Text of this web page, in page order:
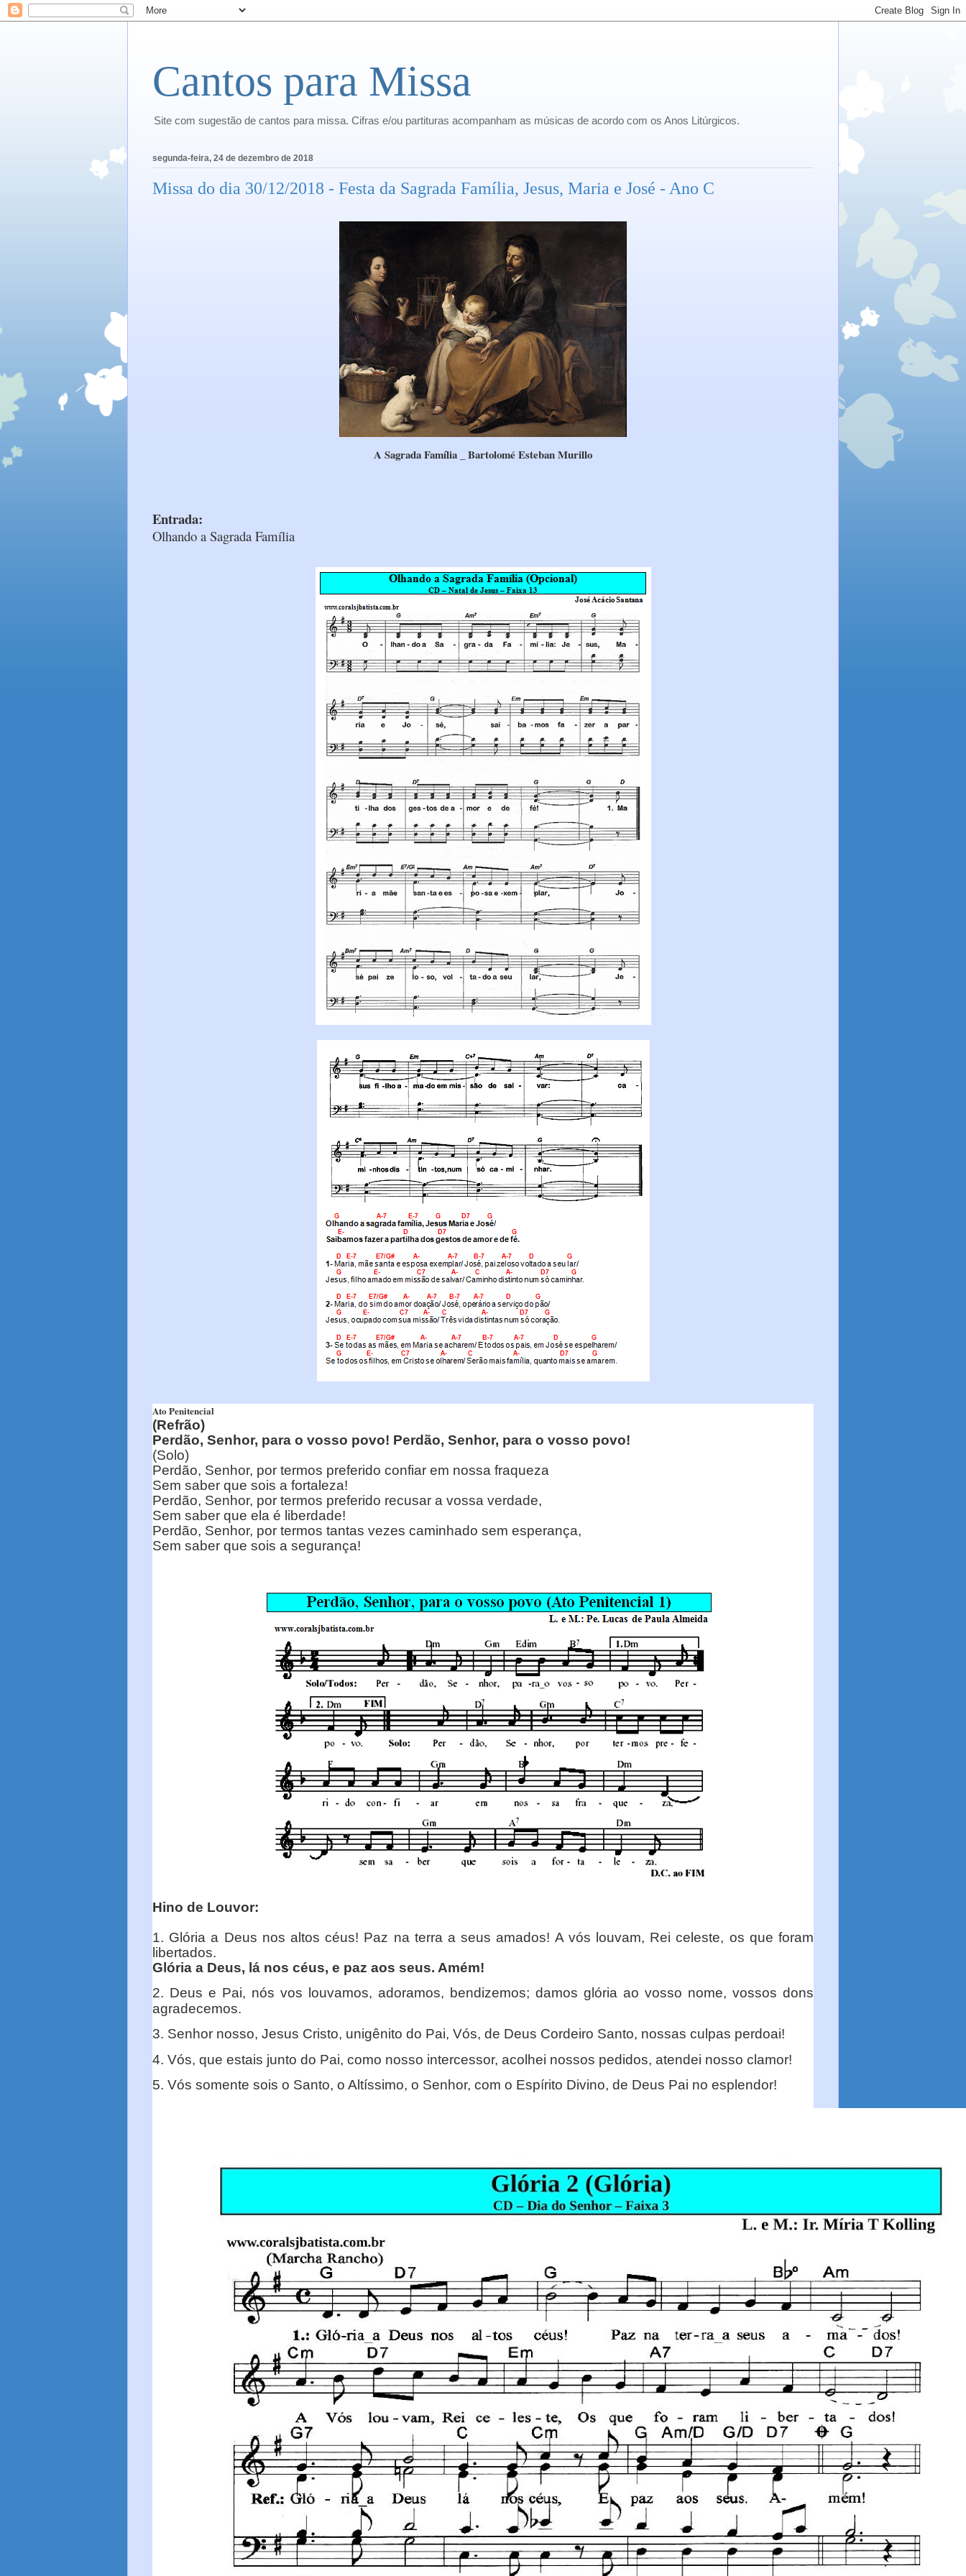
Cantos para Missa
Site com sugestão de cantos para missa. Cifras e/ou partituras acompanham as músicas de acordo com os Anos Litúrgicos.
segunda-feira, 24 de dezembro de 2018
Missa do dia 30/12/2018 - Festa da Sagrada Família, Jesus, Maria e José - Ano C
A Sagrada Família _ Bartolomé Esteban Murillo
Entrada:
Olhando a Sagrada Família
Ato Penitencial
(Refrão)
Perdão, Senhor, para o vosso povo! Perdão, Senhor, para o vosso povo!
(Solo)
Perdão, Senhor, por termos preferido confiar em nossa fraqueza
Sem saber que sois a fortaleza!
Perdão, Senhor, por termos preferido recusar a vossa verdade,
Sem saber que ela é liberdade!
Perdão, Senhor, por termos tantas vezes caminhado sem esperança,
Sem saber que sois a segurança!
Hino de Louvor:
1. Glória a Deus nos altos céus! Paz na terra a seus amados! A vós louvam, Rei celeste, os que foram
libertados.
Glória a Deus, lá nos céus, e paz aos seus. Amém!
2. Deus e Pai, nós vos louvamos, adoramos, bendizemos; damos glória ao vosso nome, vossos dons
agradecemos.
3. Senhor nosso, Jesus Cristo, unigênito do Pai, Vós, de Deus Cordeiro Santo, nossas culpas perdoai!
4. Vós, que estais junto do Pai, como nosso intercessor, acolhei nossos pedidos, atendei nosso clamor!
5. Vós somente sois o Santo, o Altíssimo, o Senhor, com o Espírito Divino, de Deus Pai no esplendor!